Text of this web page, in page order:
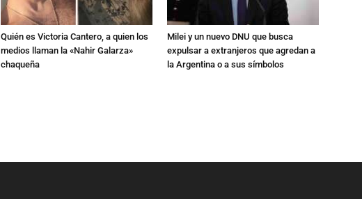
Quién es Victoria Cantero, a quien los
medios llaman la «Nahir Galarza»
chaqueña
Milei y un nuevo DNU que busca
expulsar a extranjeros que agredan a
la Argentina o a sus símbolos